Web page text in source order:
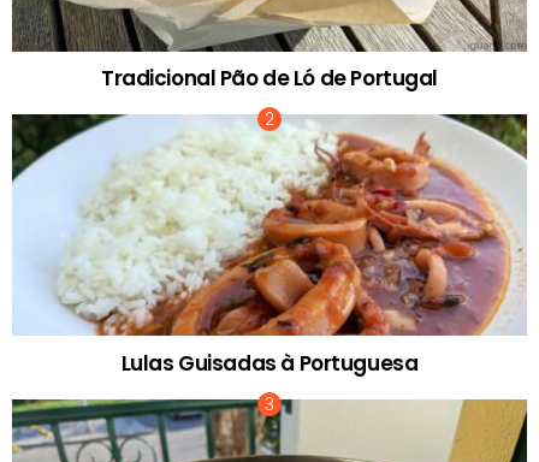
Tradicional Pão de Ló de Portugal
Lulas Guisadas à Portuguesa